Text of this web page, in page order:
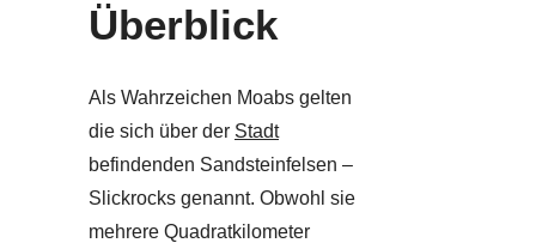
Überblick
Als Wahrzeichen Moabs gelten
die sich über der Stadt
befindenden Sandsteinfelsen –
Slickrocks genannt. Obwohl sie
mehrere Quadratkilometer